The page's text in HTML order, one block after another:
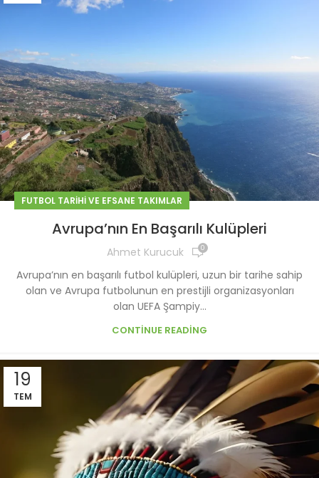
FUTBOL TARIHI VE EFSANE TAKIMLAR
Avrupa’nın En Başarılı Kulüpleri
Ahmet Kurucuk 0
Avrupa’nın en başarılı futbol kulüpleri, uzun bir tarihe sahip
olan ve Avrupa futbolunun en prestijli organizasyonları
olan UEFA Şampiy...
CONTINUE READING
19
TEM